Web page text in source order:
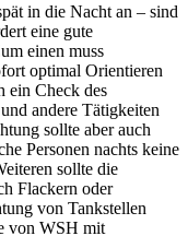
in die Nacht an – sind
eine gute
einen muss
optimal Orientieren
ein Check des
andere Tätigkeiten
sollte aber auch
Personen nachts keine
sollte die
Flackern oder
von Tankstellen
von WSH mit